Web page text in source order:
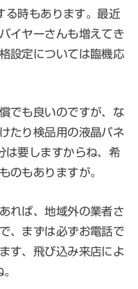
時もあります。最近
イヤーさんも増えてき
設定については臨機応
でも良いのですが、な
たり検品用の液晶パネ
要しますからね、希
のもありますが。
れば、地域外の業者さ
、まずは必ずお電話で
す、飛び込み来店によ